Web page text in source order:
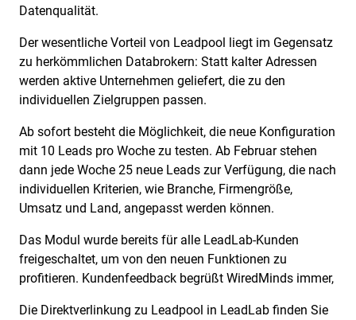
Datenqualität.
Der wesentliche Vorteil von Leadpool liegt im Gegensatz
zu herkömmlichen Databrokern: Statt kalter Adressen
werden aktive Unternehmen geliefert, die zu den
individuellen Zielgruppen passen.
Ab sofort besteht die Möglichkeit, die neue Konfiguration
mit 10 Leads pro Woche zu testen. Ab Februar stehen
dann jede Woche 25 neue Leads zur Verfügung, die nach
individuellen Kriterien, wie Branche, Firmengröße,
Umsatz und Land, angepasst werden können.
Das Modul wurde bereits für alle LeadLab-Kunden
freigeschaltet, um von den neuen Funktionen zu
profitieren. Kundenfeedback begrüßt WiredMinds immer,
Die Direktverlinkung zu Leadpool in LeadLab finden Sie